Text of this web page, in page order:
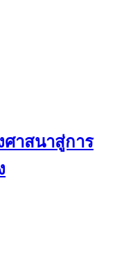
าสนาสู่การ